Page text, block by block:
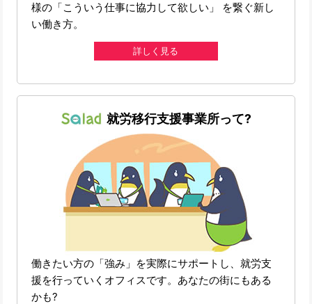
様の「こういう仕事に協力して欲しい」 を繋ぐ新し
い働き方。
詳しく見る
就労移行支援事業所って?
働きたい方の「強み」を実際にサポートし、就労支
援を行っていくオフィスです。あなたの街にもある
かも?